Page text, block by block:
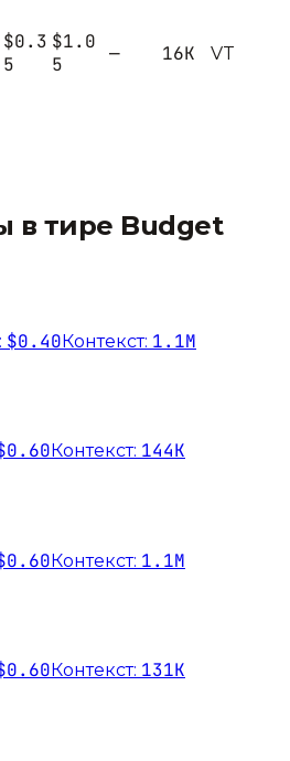
$0.3
5
$1.0
5
— 16K VT
в тире Budget
$0.40Контекст: 1.1M
Контекст: 144K
Контекст: 1.1M
Контекст: 131K